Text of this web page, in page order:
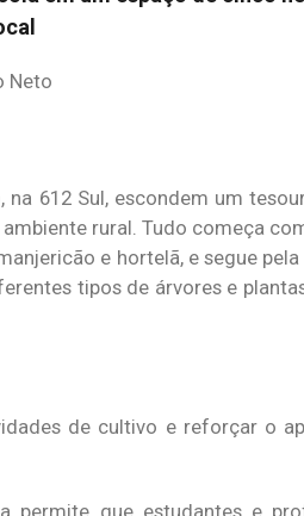
Neto
na 612 Sul, escondem um
rural. Tudo começa
e hortelã, e segue
tipos de árvores e
de cultivo e reforçar o
permite que estudantes e